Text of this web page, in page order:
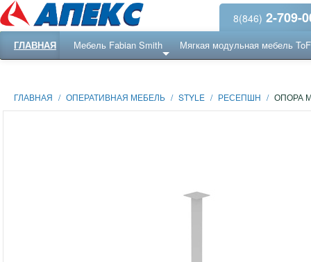
8(846) 2-709-
ГЛАВНАЯ Мебель Fabian Smith Мягкая модульная мебель
ГЛАВНАЯ / ОПЕРАТИВНАЯ МЕБЕЛЬ / STYLE / РЕСЕПШН / ОПОРА